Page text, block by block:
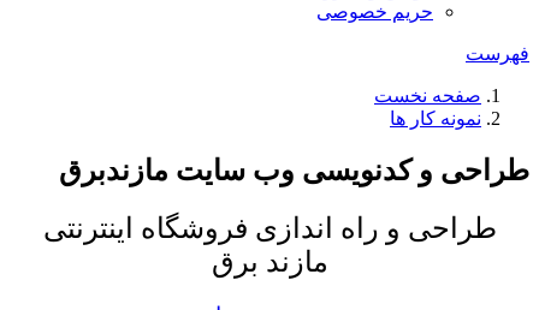
حریم خصوصی
فهرست
صفحه نخست
نمونه کار ها
طراحی و کدنویسی وب سایت مازندبرق
طراحی و راه اندازی فروشگاه اینترنتی
مازند برق